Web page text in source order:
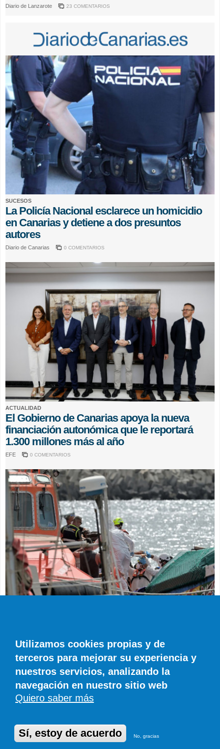
Diario de Lanzarote 23 COMENTARIOS
SUCESOS
La Policía Nacional esclarece un homicidio
en Canarias y detiene a dos presuntos
autores
Diario de Canarias 0 COMENTARIOS
ACTUALIDAD
El Gobierno de Canarias apoya la nueva
financiación autonómica que le reportará
1.300 millones más al año
EFE 0 COMENTARIOS
Hierro
EFE 0 COMENTARIOS
© SIROCO INFORMACIÓN SL | Tel. 828 081 655 | Móvil y WhatsApp 606 845
886 |info@diariodefuerteventura.com
Publicidad
Aviso legal| Política de cookies
Desarrollado en Drupal por Suomitech
Utilizamos cookies propias y de
terceros para mejorar su experiencia y
nuestros servicios, analizando la
navegación en nuestro sitio web
Quiero saber más
Sí, estoy de acuerdo No, gracias